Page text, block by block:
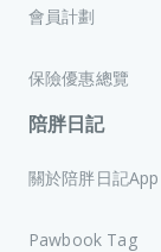
會員計劃
保險優惠總覽
陪胖日記
關於陪胖日記App
Pawbook Tag